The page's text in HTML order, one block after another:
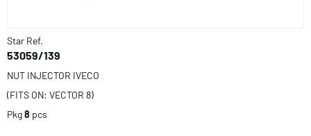
Star Ref.
53059/139
NUT INJECTOR IVECO
(FITS ON: VECTOR 8)
Pkg8 pcs